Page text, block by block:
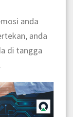
anda
anda
di tangga